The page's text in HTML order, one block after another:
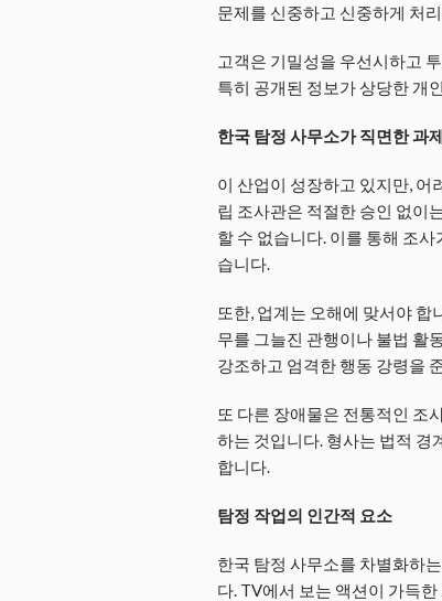
문제를 신중하고 신중하게 처
고객은 기밀성을 우선시하고
특히 공개된 정보가 상당한 개
한국 탐정 사무소가 직면한 과
이 산업이 성장하고 있지만, 어
립 조사관은 적절한 승인 없이
할 수 없습니다. 이를 통해 조
습니다.
또한, 업계는 오해에 맞서야 합
무를 그늘진 관행이나 불법 활
강조하고 엄격한 행동 강령을
또 다른 장애물은 전통적인 조
하는 것입니다. 형사는 법적 경
합니다.
탐정 작업의 인간적 요소
한국 탐정 사무소를 차별화하
다. TV에서 보는 액션이 가득